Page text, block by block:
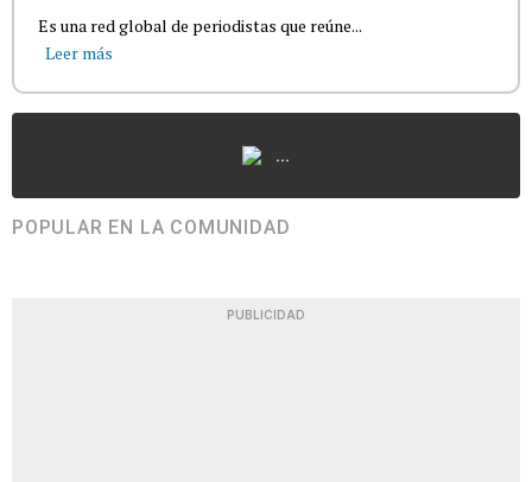
Es una red global de periodistas que reúne...
Leer más
...
POPULAR EN LA COMUNIDAD
PUBLICIDAD